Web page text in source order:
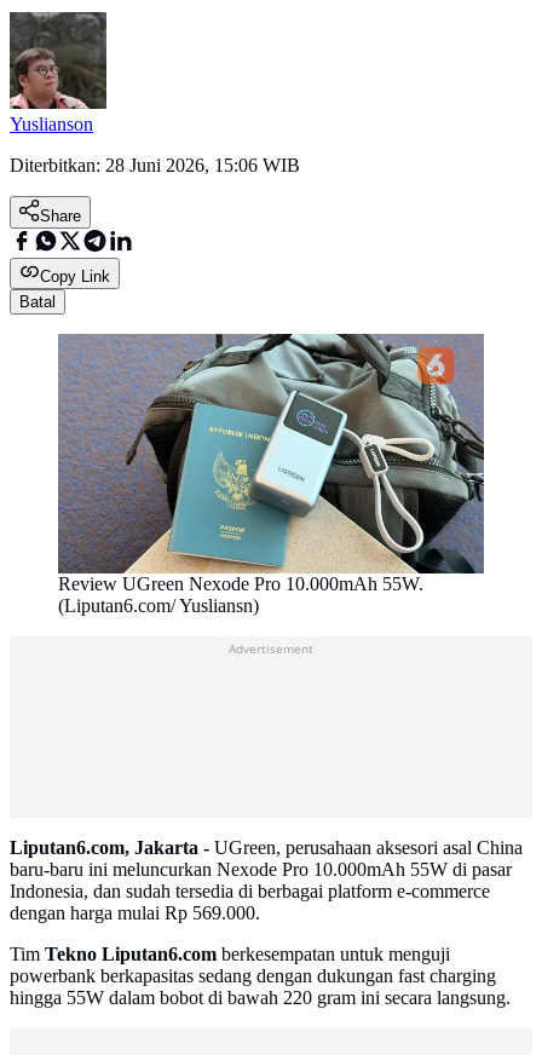
Yuslianson
Diterbitkan: 28 Juni 2026, 15:06 WIB
Share
Copy Link
Batal
Review UGreen Nexode Pro 10.000mAh 55W.
(Liputan6.com/ Yusliansn)
Liputan6.com, Jakarta - UGreen, perusahaan aksesori asal China
baru-baru ini meluncurkan Nexode Pro 10.000mAh 55W di pasar
Indonesia, dan sudah tersedia di berbagai platform e-commerce
dengan harga mulai Rp 569.000.
Tim Tekno Liputan6.com berkesempatan untuk menguji
powerbank berkapasitas sedang dengan dukungan fast charging
hingga 55W dalam bobot di bawah 220 gram ini secara langsung.